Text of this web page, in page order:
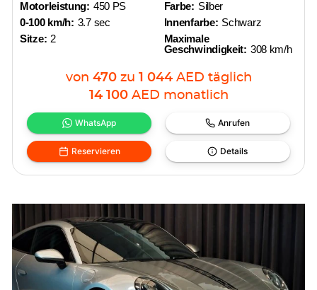
Motorleistung: 450 PS
0-100 km/h: 3.7 sec
Sitze: 2
Farbe: Silber
Innenfarbe: Schwarz
Maximale
Geschwindigkeit: 308 km/h
von 470 zu 1 044 AED täglich
14 100 AED monatlich
WhatsApp Anrufen
Reservieren Details